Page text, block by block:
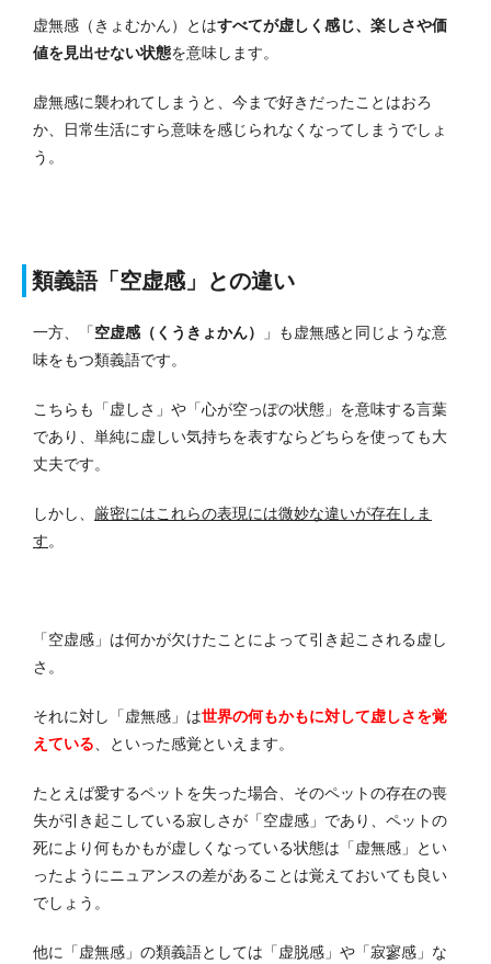
虚無感（きょむかん）とはすべてが虚しく感じ、楽しさや価
値を見出せない状態を意味します。
虚無感に襲われてしまうと、今まで好きだったことはおろ
か、日常生活にすら意味を感じられなくなってしまうでしょ
う。
類義語「空虚感」との違い
一方、「空虚感（くうきょかん）
」も虚無感と同じような意
味をもつ類義語です。
こちらも「虚しさ」や「心が空っぽの状態」を意味する言葉
であり、単純に虚しい気持ちを表すならどちらを使っても大
丈夫です。
しかし、 厳密にはこれらの表現には微妙な違いが存在しま
す。
「空虚感」は何かが欠けたことによって引き起こされる虚し
さ。
それに対し「虚無感」は世界の何もかもに対して虚しさを覚
えている 、といった感覚といえます。
たとえば愛するペットを失った場合、そのペットの存在の喪
失が引き起こしている寂しさが「空虚感」であり、ペットの
死により何もかもが虚しくなっている状態は「虚無感」とい
ったようにニュアンスの差があることは覚えておいても良い
でしょう。
他に「虚無感」の類義語としては「虚脱感」や「寂寥感」な